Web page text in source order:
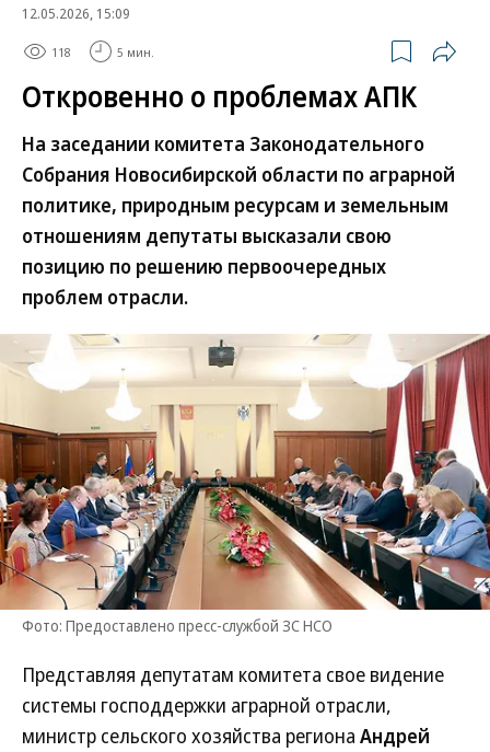
12.05.2026, 15:09
118 5 мин.
Откровенно о проблемах АПК
На заседании комитета Законодательного
Собрания Новосибирской области по аграрной
политике, природным ресурсам и земельным
отношениям депутаты высказали свою
позицию по решению первоочередных
проблем отрасли.
Фото: Предоставлено пресс-службой ЗС НСО
Представляя депутатам комитета свое видение
системы господдержки аграрной отрасли,
министр сельского хозяйства региона Андрей